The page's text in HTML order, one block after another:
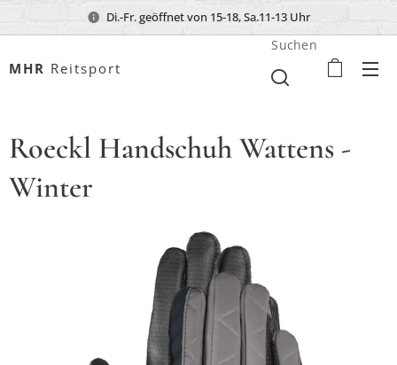
Di.-Fr. geöffnet von 15-18, Sa.11-13 Uhr
MHR Reitsport
Suchen
Roeckl Handschuh Wattens -
Winter